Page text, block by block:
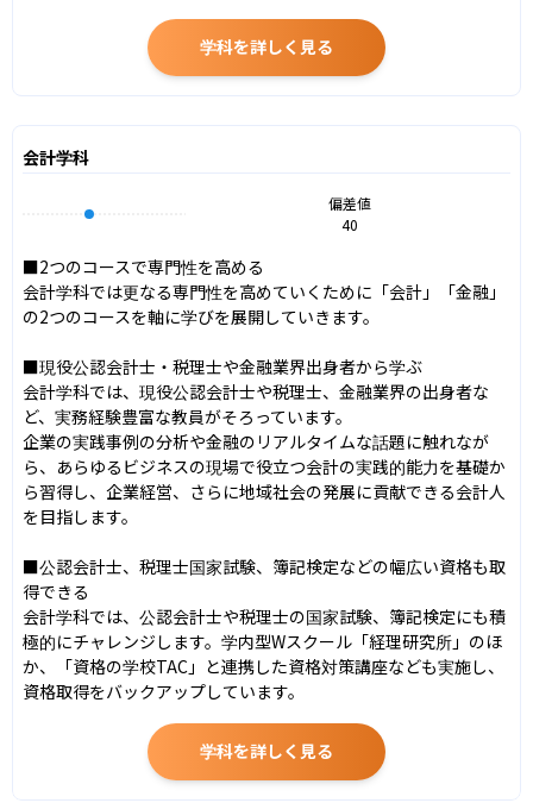
学科を詳しく見る
会計学科
偏差値
40
■2つのコースで専門性を高める
会計学科では更なる専門性を高めていくために「会計」「金融」
の2つのコースを軸に学びを展開していきます。
■現役公認会計士・税理士や金融業界出身者から学ぶ
会計学科では、現役公認会計士や税理士、金融業界の出身者な
ど、実務経験豊富な教員がそろっています。
企業の実践事例の分析や金融のリアルタイムな話題に触れなが
ら、あらゆるビジネスの現場で役立つ会計の実践的能力を基礎か
ら習得し、企業経営、さらに地域社会の発展に貢献できる会計人
を目指します。
■公認会計士、税理士国家試験、簿記検定などの幅広い資格も取
得できる
会計学科では、公認会計士や税理士の国家試験、簿記検定にも積
極的にチャレンジします。学内型Wスクール「経理研究所」のほ
か、「資格の学校TAC」と連携した資格対策講座なども実施し、
資格取得をバックアップしています。
学科を詳しく見る